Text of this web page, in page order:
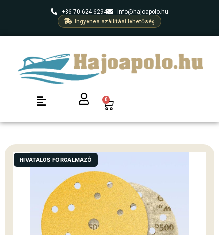
+36 70 624 6294
info@hajoapolo.hu
Ingyenes szállítási lehetőség
0
HIVATALOS FORGALMAZÓ